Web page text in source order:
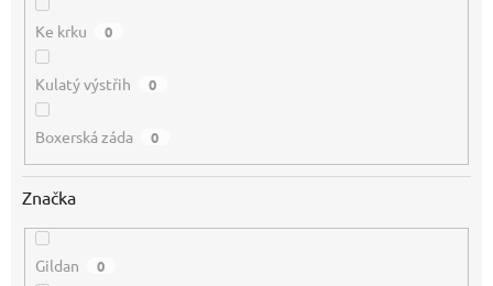
Ke krku 0
Kulatý výstřih 0
Boxerská záda 0
Značka
Gildan 0